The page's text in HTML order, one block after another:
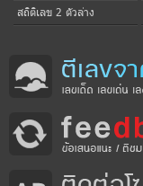
สถิติเลข 2 ตัวล่าง